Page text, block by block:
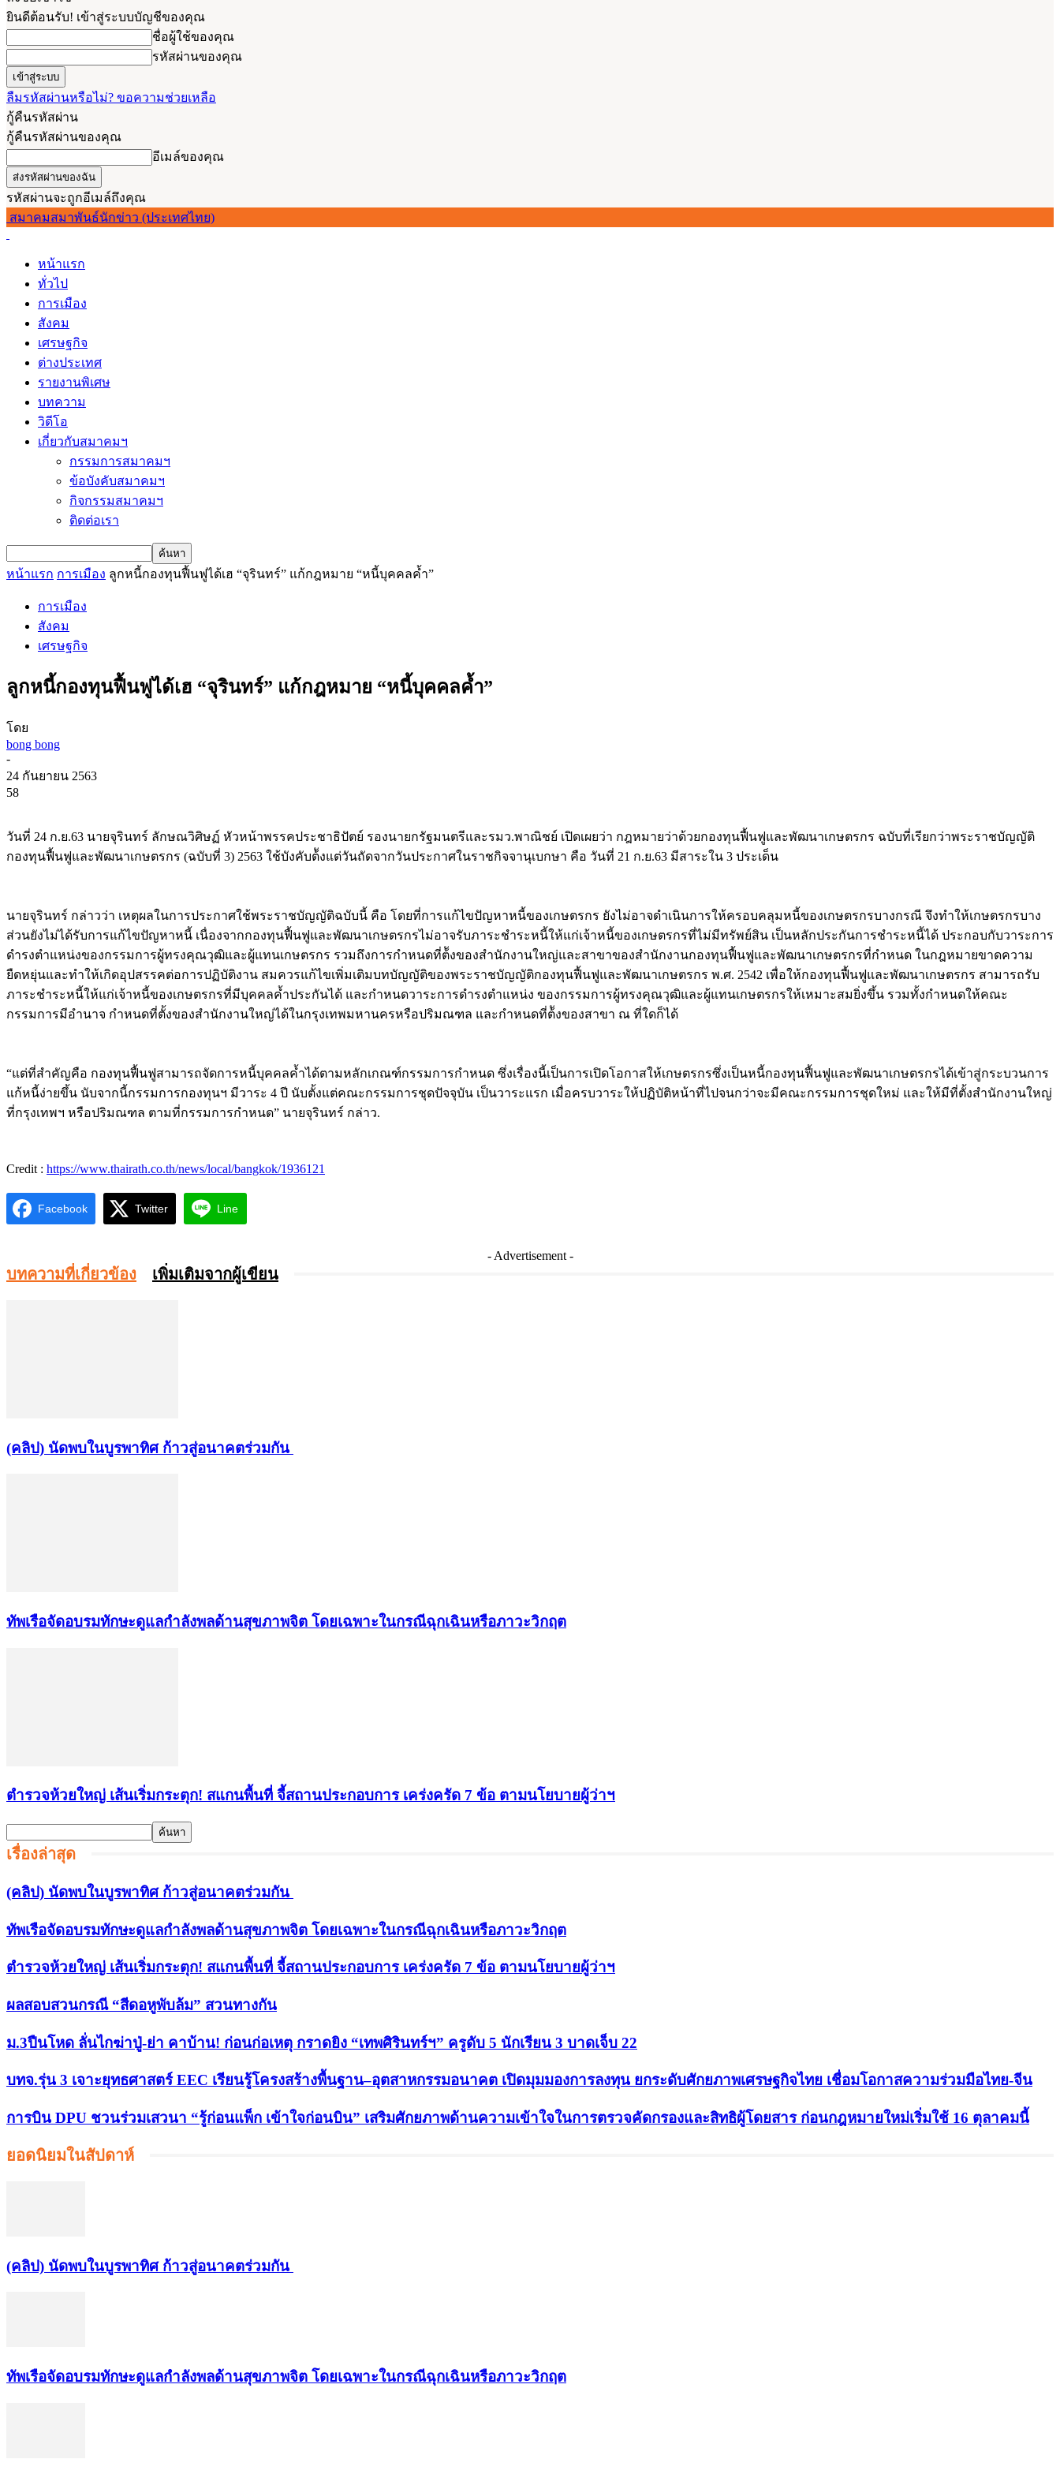
ยินดีต้อนรับ! เข้าสู่ระบบบัญชีของคุณ
ชื่อผู้ใช้ของคุณ
รหัสผ่านของคุณ
ลืมรหัสผ่านหรือไม่? ขอความช่วยเหลือ
กู้คืนรหัสผ่าน
กู้คืนรหัสผ่านของคุณ
อีเมล์ของคุณ
รหัสผ่านจะถูกอีเมล์ถึงคุณ
สมาคมสมาพันธ์นักข่าว (ประเทศไทย)
หน้าแรก
ทั่วไป
การเมือง
สังคม
เศรษฐกิจ
ต่างประเทศ
รายงานพิเศษ
บทความ
วิดีโอ
เกี่ยวกับสมาคมฯ
กรรมการสมาคมฯ
ข้อบังคับสมาคมฯ
กิจกรรมสมาคมฯ
ติดต่อเรา
หน้าแรก การเมือง ลูกหนี้กองทุนฟื้นฟูได้เฮ “จุรินทร์” แก้กฎหมาย “หนี้บุคคลค้ำ”
การเมือง
สังคม
เศรษฐกิจ
ลูกหนี้กองทุนฟื้นฟูได้เฮ “จุรินทร์” แก้กฎหมาย “หนี้บุคคลค้ำ”
โดย
bong bong
-
24 กันยายน 2563
58
วันที่ 24 ก.ย.63 นายจุรินทร์ ลักษณวิศิษฏ์ หัวหน้าพรรคประชาธิปัตย์ รองนายกรัฐมนตรีและรมว.พาณิชย์ เปิดเผยว่า กฎหมายว่าด้วยกองทุนฟื้นฟูและพัฒนาเกษตรกร ฉบับที่เรียกว่าพระราชบัญญัติ
กองทุนฟื้นฟูและพัฒนาเกษตรกร (ฉบับที่ 3) 2563 ใช้บังคับต้ังแต่วันถัดจากวันประกาศในราชกิจจานุเบกษา คือ วันที่ 21 ก.ย.63 มีสาระใน 3 ประเด็น
นายจุรินทร์ กล่าวว่า เหตุผลในการประกาศใช้พระราชบัญญัติฉบับนี้ คือ โดยที่การแก้ไขปัญหาหนี้ของเกษตรกร ยังไม่อาจดำเนินการให้ครอบคลุมหนี้ของเกษตรกรบางกรณี จึงทำให้เกษตรกรบาง
ส่วนยังไม่ได้รับการแก้ไขปัญหาหนี้ เนื่องจากกองทุนฟื้นฟูและพัฒนาเกษตรกรไม่อาจรับภาระชำระหนี้ให้แก่เจ้าหนี้ของเกษตรกรที่ไม่มีทรัพย์สิน เป็นหลักประกันการชำระหนี้ได้ ประกอบกับวาระการ
ดำรงตำแหน่งของกรรมการผู้ทรงคุณวุฒิและผู้แทนเกษตรกร รวมถึงการกำหนดที่ต้ังของสำนักงานใหญ่และสาขาของสำนักงานกองทุนฟื้นฟูและพัฒนาเกษตรกรที่กำหนด ในกฎหมายขาดความ
ยืดหยุ่นและทำให้เกิดอุปสรรคต่อการปฏิบัติงาน สมควรแก้ไขเพิ่มเติมบทบัญญัติของพระราชบัญญัติกองทุนฟื้นฟูและพัฒนาเกษตรกร พ.ศ. 2542 เพื่อให้กองทุนฟื้นฟูและพัฒนาเกษตรกร สามารถรับ
ภาระชำระหนี้ให้แก่เจ้าหนี้ของเกษตรกรที่มีบุคคลค้ำประกันได้ และกำหนดวาระการดำรงตำแหน่ง ของกรรมการผู้ทรงคุณวุฒิและผู้แทนเกษตรกรให้เหมาะสมยิ่งขึ้น รวมทั้งกำหนดให้คณะ
กรรมการมีอำนาจ กำหนดที่ตั้งของสำนักงานใหญ่ได้ในกรุงเทพมหานครหรือปริมณฑล และกำหนดที่ต้ังของสาขา ณ ที่ใดก็ได้
“แต่ที่สำคัญคือ กองทุนฟื้นฟูสามารถจัดการหนี้บุคคลค้ำได้ตามหลักเกณฑ์กรรมการกำหนด ซึ่งเรื่องนี้เป็นการเปิดโอกาสให้เกษตรกรซึ่งเป็นหนี้กองทุนฟื้นฟูและพัฒนาเกษตรกรได้เข้าสู่กระบวนการ
แก้หนี้ง่ายขึ้น นับจากนี้กรรมการกองทุนฯ มีวาระ 4 ปี นับตั้งแต่คณะกรรมการชุดปัจจุบัน เป็นวาระแรก เมื่อครบวาระให้ปฏิบัติหน้าที่ไปจนกว่าจะมีคณะกรรมการชุดใหม่ และให้มีที่ตั้งสำนักงานใหญ่
ที่กรุงเทพฯ หรือปริมณฑล ตามที่กรรมการกำหนด” นายจุรินทร์ กล่าว.
Credit : https://www.thairath.co.th/news/local/bangkok/1936121
Facebook Twitter Line
- Advertisement -
บทความที่เกี่ยวข้อง เพิ่มเติมจากผู้เขียน
(คลิป) นัดพบในบูรพาทิศ ก้าวสู่อนาคตร่วมกัน
ทัพเรือจัดอบรมทักษะดูแลกำลังพลด้านสุขภาพจิต โดยเฉพาะในกรณีฉุกเฉินหรือภาวะวิกฤต
ตำรวจห้วยใหญ่ เส้นเริ่มกระตุก! สแกนพื้นที่ จี้สถานประกอบการ เคร่งครัด 7 ข้อ ตามนโยบายผู้ว่าฯ
เรื่องล่าสุด
(คลิป) นัดพบในบูรพาทิศ ก้าวสู่อนาคตร่วมกัน
ทัพเรือจัดอบรมทักษะดูแลกำลังพลด้านสุขภาพจิต โดยเฉพาะในกรณีฉุกเฉินหรือภาวะวิกฤต
ตำรวจห้วยใหญ่ เส้นเริ่มกระตุก! สแกนพื้นที่ จี้สถานประกอบการ เคร่งครัด 7 ข้อ ตามนโยบายผู้ว่าฯ
ผลสอบสวนกรณี “สีดอหูพับล้ม” สวนทางกัน
ม.3ปืนโหด ลั่นไกฆ่าปู่-ย่า คาบ้าน! ก่อนก่อเหตุ กราดยิง “เทพศิรินทร์ฯ” ครูดับ 5 นักเรียน 3 บาดเจ็บ 22
บทจ.รุ่น 3 เจาะยุทธศาสตร์ EEC เรียนรู้โครงสร้างพื้นฐาน–อุตสาหกรรมอนาคต เปิดมุมมองการลงทุน ยกระดับศักยภาพเศรษฐกิจไทย เชื่อมโอกาสความร่วมมือไทย-จีน
การบิน DPU ชวนร่วมเสวนา “รู้ก่อนแพ็ก เข้าใจก่อนบิน” เสริมศักยภาพด้านความเข้าใจในการตรวจคัดกรองและสิทธิผู้โดยสาร ก่อนกฎหมายใหม่เริ่มใช้ 16 ตุลาคมนี้
ยอดนิยมในสัปดาห์
(คลิป) นัดพบในบูรพาทิศ ก้าวสู่อนาคตร่วมกัน
ทัพเรือจัดอบรมทักษะดูแลกำลังพลด้านสุขภาพจิต โดยเฉพาะในกรณีฉุกเฉินหรือภาวะวิกฤต